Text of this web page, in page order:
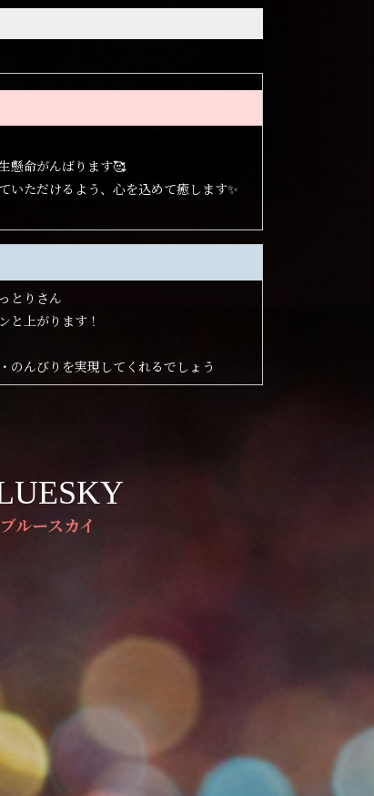
懸命がんばります🥰
ただけるよう、心を込めて癒します✨
とりさん
と上がります！
のんびりを実現してくれるでしょう
ブルースカイ